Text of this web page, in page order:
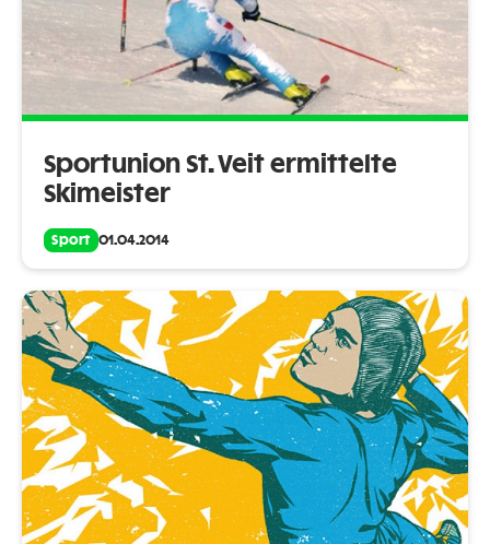
Sportunion St. Veit ermittelte
Skimeister
Sport 01.04.2014